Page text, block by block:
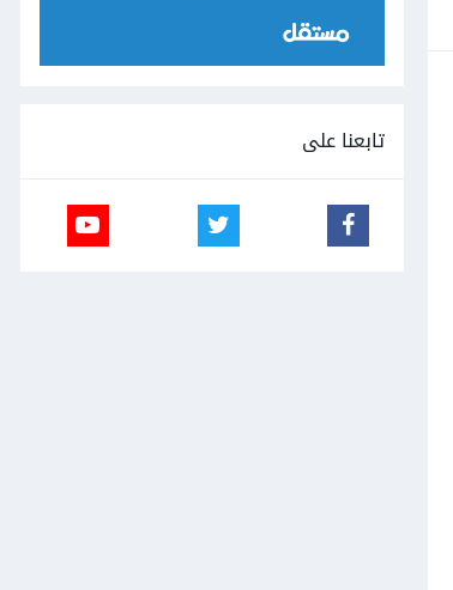
تابعنا على